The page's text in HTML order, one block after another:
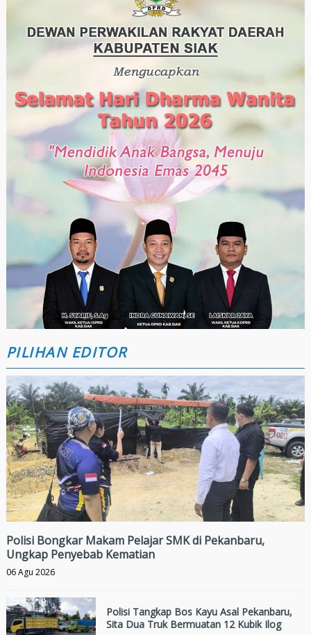
PILIHAN EDITOR
Polisi Bongkar Makam Pelajar SMK di Pekanbaru,
Ungkap Penyebab Kematian
06 Agu 2026
Polisi Tangkap Bos Kayu Asal Pekanbaru,
Sita Dua Truk Bermuatan 12 Kubik Ilog